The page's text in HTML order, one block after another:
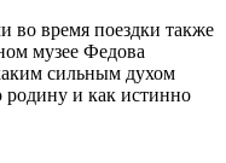
во время поездки также
музее Федова
сильным духом
и как истинно